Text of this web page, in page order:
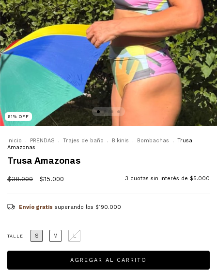
61 % OFF
Inicio . PRENDAS . Trajes de baño . Bikinis . Bombachas .
Trusa
Amazonas
Trusa Amazonas
$38.000 $15.000 3 cuotas sin interés de $5.000
Envío gratis superando los $190.000
TALLE S M L